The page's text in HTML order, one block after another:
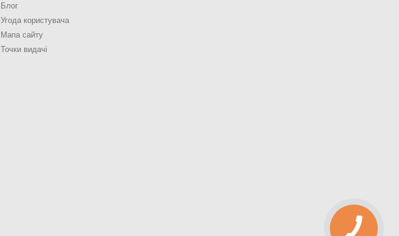
Блог
Угода користувача
Мапа сайту
Точки видачі